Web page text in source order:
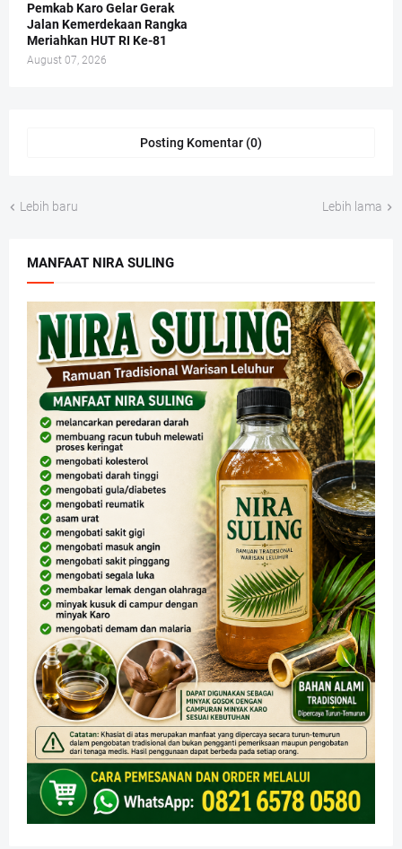
Pemkab Karo Gelar Gerak
Jalan Kemerdekaan Rangka
Meriahkan HUT RI Ke-81
August 07, 2026
Posting Komentar (0)
Lebih baru Lebih lama
MANFAAT NIRA SULING